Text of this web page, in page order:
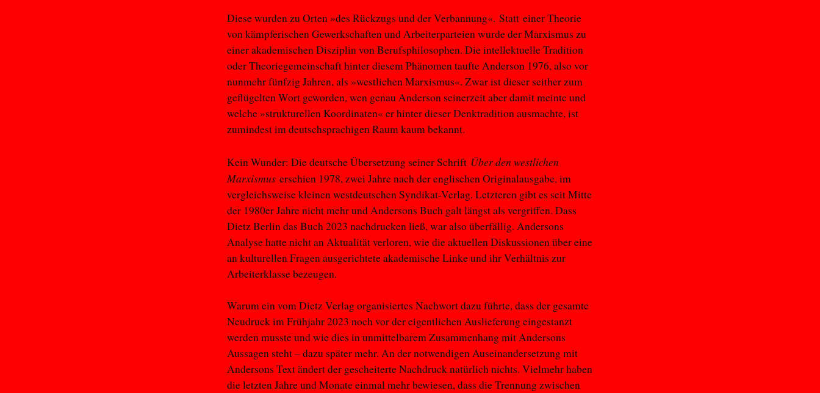
Diese wurden zu Orten »des Rückzugs und der Verbannung«. Statt einer Theorie
von kämpferischen Gewerkschaften und Arbeiterparteien wurde der Marxismus zu
einer akademischen Disziplin von Berufsphilosophen. Die intellektuelle Tradition
oder Theoriegemeinschaft hinter diesem Phänomen taufte Anderson 1976, also vor
nunmehr fünfzig Jahren, als »westlichen Marxismus«. Zwar ist dieser seither zum
geflügelten Wort geworden, wen genau Anderson seinerzeit aber damit meinte und
welche »strukturellen Koordinaten« er hinter dieser Denktradition ausmachte, ist
zumindest im deutschsprachigen Raum kaum bekannt.
Kein Wunder: Die deutsche Übersetzung seiner Schrift Über den westlichen
Marxismus erschien 1978, zwei Jahre nach der englischen Originalausgabe, im
vergleichsweise kleinen westdeutschen Syndikat-Verlag. Letzteren gibt es seit Mitte
der 1980er Jahre nicht mehr und Andersons Buch galt längst als vergriffen. Dass
Dietz Berlin das Buch 2023 nachdrucken ließ, war also überfällig. Andersons
Analyse hatte nicht an Aktualität verloren, wie die aktuellen Diskussionen über eine
an kulturellen Fragen ausgerichtete akademische Linke und ihr Verhältnis zur
Arbeiterklasse bezeugen.
Warum ein vom Dietz Verlag organisiertes Nachwort dazu führte, dass der gesamte
Neudruck im Frühjahr 2023 noch vor der eigentlichen Auslieferung eingestanzt
werden musste und wie dies in unmittelbarem Zusammenhang mit Andersons
Aussagen steht – dazu später mehr. An der notwendigen Auseinandersetzung mit
Andersons Text ändert der gescheiterte Nachdruck natürlich nichts. Vielmehr haben
die letzten Jahre und Monate einmal mehr bewiesen, dass die Trennung zwischen